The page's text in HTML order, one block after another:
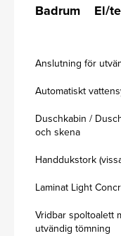
Badrum El/
Anslutning för
Automatiskt
Duschkabin /
och skena
Handdukstork
Laminat Light
Vridbar spoltoalett
utvändig tömning